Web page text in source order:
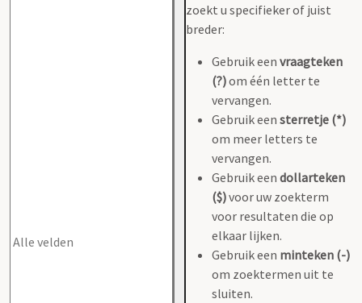
zoekt u specifieker of juist
breder:
Gebruik een vraagteken
(?)om één letter te
vervangen.
Gebruik een sterretje (*)
om meer letters te
vervangen.
Gebruik een dollarteken
($)voor uw zoekterm
voor resultaten die op
elkaar lijken.
Gebruik een minteken (-)
om zoektermen uit te
sluiten.